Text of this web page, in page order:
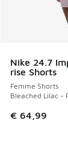
Nike 24.7
rise Shorts
Femme Shorts
Bleached Lilac -
€ 64,99